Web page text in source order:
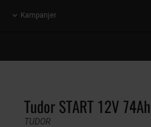
Kampanjer
Tudor START 12V
TUDOR